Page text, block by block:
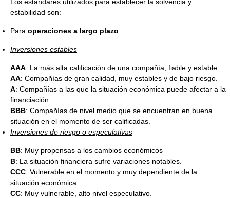
estabilidad son:
Para operaciones a largo plazo
Inversiones estables
AAA: La más alta calificación de una compañía, fiable y estable.
AA: Compañías de gran calidad, muy estables y de bajo riesgo.
A: Compañías a las que la situación económica puede afectar a la
financiación.
BBB: Compañías de nivel medio que se encuentran en buena
situación en el momento de ser calificadas.
Inversiones de riesgo o especulativas
BB: Muy propensas a los cambios económicos
B: La situación financiera sufre variaciones notables.
CCC: Vulnerable en el momento y muy dependiente de la
situación económica
CC: Muy vulnerable, alto nivel especulativo.